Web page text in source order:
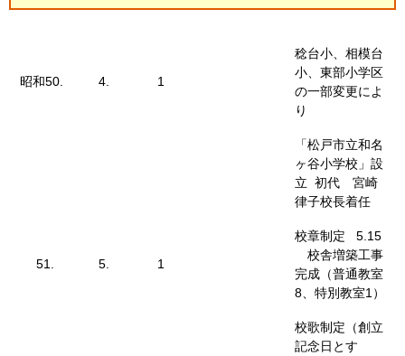
昭和50. 4. 1
稔台小、相模台
小、東部小学区
の一部変更によ
り
「松戸市立和名
ヶ谷小学校」設
立 初代 宮崎
律子校長着任
51. 5. 1
校章制定 5.15
校舎増築工事
完成（普通教室
8、特別教室1）
校歌制定（創立
記念日とす